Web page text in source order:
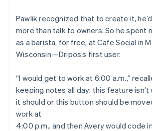
Pawlik recognized that to create it,
more than talk to owners. So he spent
as a barista, for free, at Cafe Social in
Wisconsin—Dripos’s first user.
“I would get to work at 6:00 a.m.,”
keeping notes all day: this feature isn’t
it should or this button should be
work at
4:00 p.m., and then Avery would code